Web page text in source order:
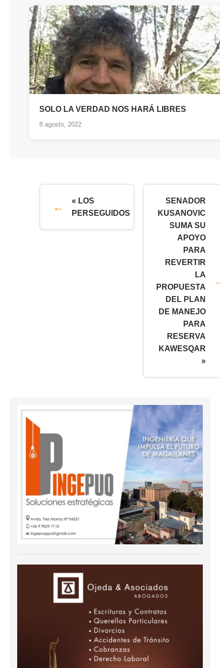
SOLO LA VERDAD NOS HARÁ LIBRES
8 agosto, 2022
« LOS
PERSEGUIDOS
SENADOR
KUSANOVIC
SUMA SU
APOYO
PARA
REVERTIR
LA
PROPUESTA
DEL PLAN
DE MANEJO
PARA
RESERVA
KAWESQAR
»